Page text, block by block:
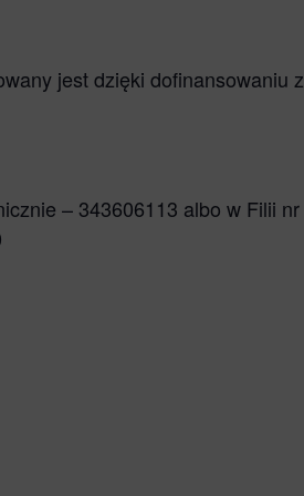
jest dzięki dofinansowaniu z
– 343606113 albo w Filii nr